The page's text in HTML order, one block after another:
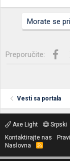
Morate se
Preporučite:
Vesti sa portala
Axe Light
Srpski
Kontaktirajte nas
Naslovna
R
S